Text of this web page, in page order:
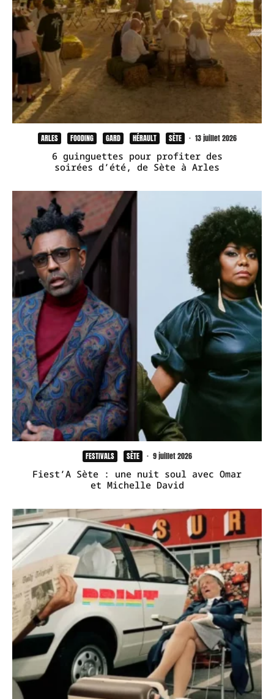
ARLES FOODING GARD HÉRAULT SÈTE · 13 juillet 2026
6 guinguettes pour profiter des
soirées d’été, de Sète à Arles
FESTIVALS SÈTE · 9 juillet 2026
Fiest’A Sète : une nuit soul avec Omar
et Michelle David